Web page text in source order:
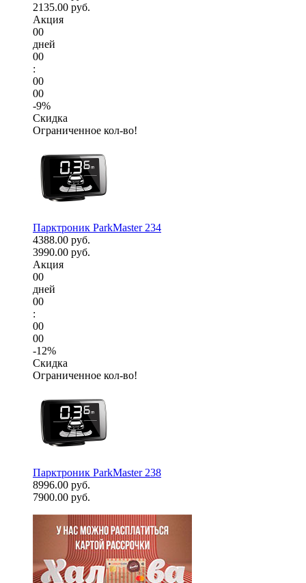
2135.00 руб.
Акция
00
дней
00
:
00
00
-9%
Скидка
Ограниченное кол-во!
Парктроник ParkMaster 234
4388.00 руб.
3990.00 руб.
Акция
00
дней
00
:
00
00
-12%
Скидка
Ограниченное кол-во!
Парктроник ParkMaster 238
8996.00 руб.
7900.00 руб.